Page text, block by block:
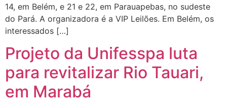
14, em Belém, e 21 e 22, em Parauapebas, no sudeste
do Pará. A organizadora é a VIP Leilões. Em Belém, os
interessados […]
Projeto da Unifesspa luta
para revitalizar Rio Tauari,
em Marabá